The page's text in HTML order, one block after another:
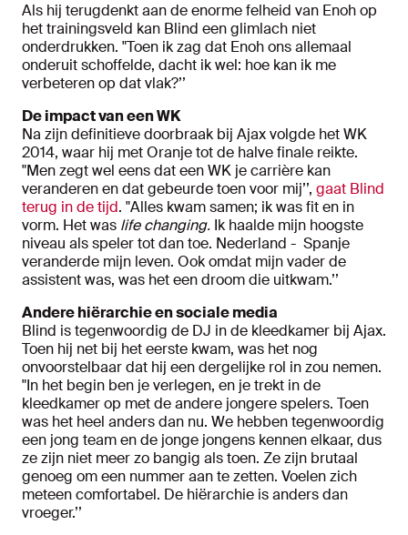
Als hij terugdenkt aan de enorme felheid van Enoh op
het trainingsveld kan Blind een glimlach niet
onderdrukken. "Toen ik zag dat Enoh ons allemaal
onderuit schoffelde, dacht ik wel: hoe kan ik me
verbeteren op dat vlak?’’
De impact van een WK
Na zijn definitieve doorbraak bij Ajax volgde het WK
2014, waar hij met Oranje tot de halve finale reikte.
"Men zegt wel eens dat een WK je carrière kan
veranderen en dat gebeurde toen voor mij’’, gaat Blind
terug in de tijd. "Alles kwam samen; ik was fit en in
vorm. Het was life changing. Ik haalde mijn hoogste
niveau als speler tot dan toe. Nederland - Spanje
veranderde mijn leven. Ook omdat mijn vader de
assistent was, was het een droom die uitkwam.’’
Andere hiërarchie en sociale media
Blind is tegenwoordig de DJ in de kleedkamer bij Ajax.
Toen hij net bij het eerste kwam, was het nog
onvoorstelbaar dat hij een dergelijke rol in zou nemen.
"In het begin ben je verlegen, en je trekt in de
kleedkamer op met de andere jongere spelers. Toen
was het heel anders dan nu. We hebben tegenwoordig
een jong team en de jonge jongens kennen elkaar, dus
ze zijn niet meer zo bangig als toen. Ze zijn brutaal
genoeg om een nummer aan te zetten. Voelen zich
meteen comfortabel. De hiërarchie is anders dan
vroeger.’’